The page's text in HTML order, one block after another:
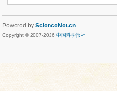
Powered by ScienceNet.cn
Copyright © 2007-2026 中国科学报社